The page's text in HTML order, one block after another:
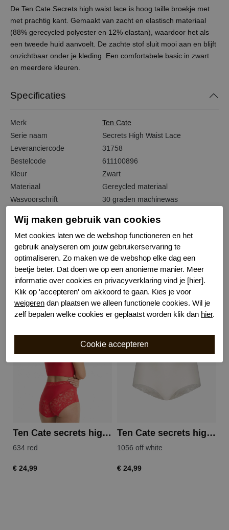
De Ten Cate Secrets high waist lace is hoog taille broekje met
met prachtig kant. Gemaakt van zacht en elastisch materiaal
(88% gerecycled polyester en 12% elastan), waardoor het als
een tweede huid aanvoelt. De zachte stof sluit mooi aan en blijft
onzichtbaar onder je kleding. Een comfortabele basic in zwart
en meerdere kleuren.
Specificaties
Merk
Ten Cate
Serie naam
Secrets High Waist Lace
Leveranciercode
31758
Bestelcode
611100896
Kleur
Zwart
Materiaal
Gereycled materiaal
Wasvoorschrift
30 graden machinewas
Kenmerk
Naadloos
Kenmerk
Katoenen kruisje
Kenmerk
Bewuste Keuze!
Gerelateerde producten
Ten Cate secrets high waist lace
634 red
€ 24,99
Ten Cate secrets high waist lace
1056 off white
€ 24,99
Wij maken gebruik van cookies
Met cookies laten we de webshop functioneren en het
gebruik analyseren om jouw gebruikerservaring te
optimaliseren. Zo maken we de webshop elke dag een
beetje beter. Dat doen we op een anonieme manier. Meer
informatie over cookies en privacyverklaring vind je [hier].
Klik op 'accepteren' om akkoord te gaan. Kies je voor
weigeren dan plaatsen we alleen functionele cookies. Wil je
zelf bepalen welke cookies er geplaatst worden klik dan hier.